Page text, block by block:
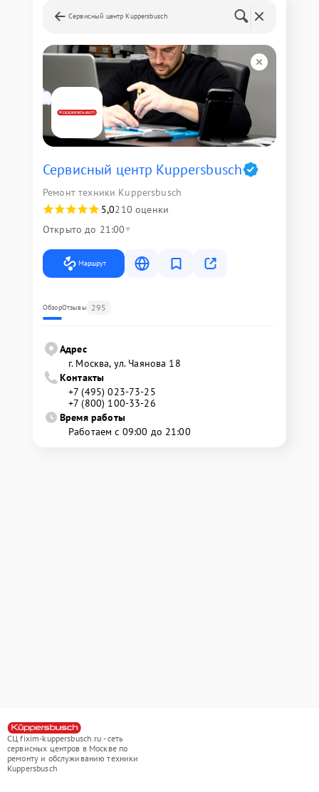
Сервисный центр Kuppersbusch
Сервисный центр Kuppersbusch
Ремонт техники Kuppersbusch
5,0210 оценки
Открыто до 21:00
Маршрут
ОбзорОтзывы 295
Адрес
г. Москва, ул. Чаянова 18
Контакты
+7 (495) 023-73-25
+7 (800) 100-33-26
Время работы
Работаем с 09:00 до 21:00
СЦ fixim-kuppersbusch.ru - сеть
сервисных центров в Москве по
ремонту и обслуживанию техники
Kuppersbusch